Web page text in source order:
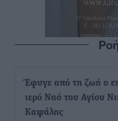
Έφυγε από τη ζωή ο
ιερό Ναό του Αγίου
Καψάλης